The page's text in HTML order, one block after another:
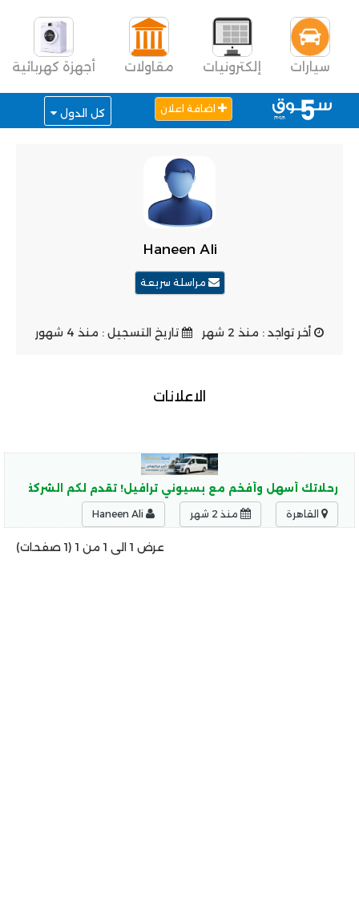
سيارات إلكترونيات مقاولات أجهزة كهربائية
اضافة اعلان كل الدول
Haneen Ali
مراسلة سريعة
أخر تواجد : منذ 2 شهر تاريخ التسجيل : منذ 4 شهور
الاعلانات
رحلاتك أسهل وأفخم مع بسيوني ترافيل! تقدم لكم الشركة
القاهرة منذ 2 شهر
عرض 1 الى 1 من 1 (1 صفحات)